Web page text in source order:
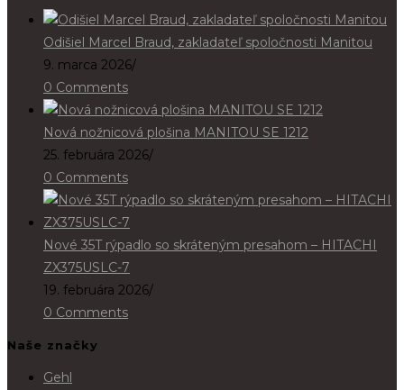
Odišiel Marcel Braud, zakladateľ spoločnosti Manitou
9. marca 2026/
0 Comments
Nová nožnicová plošina MANITOU SE 1212
25. februára 2026/
0 Comments
Nové 35T rýpadlo so skráteným presahom – HITACHI
ZX375USLC-7
19. februára 2026/
0 Comments
Naše značky
Gehl